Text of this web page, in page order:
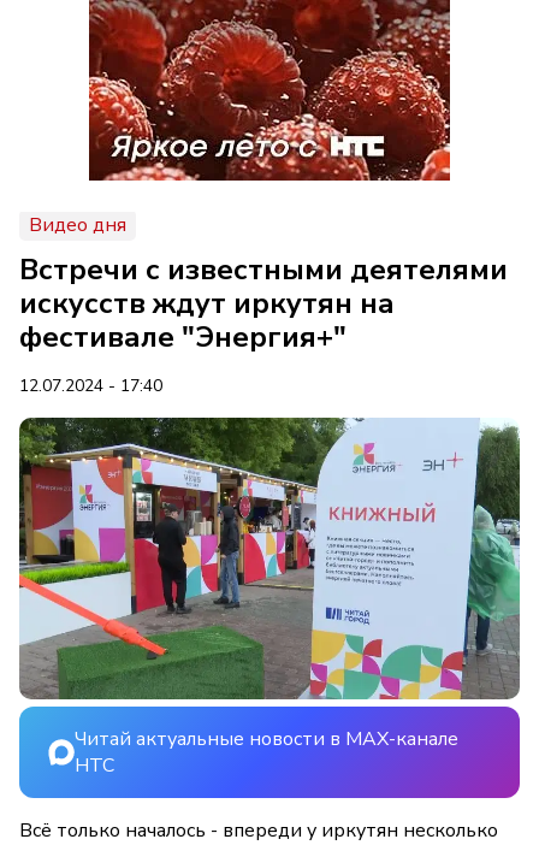
Видео дня
Встречи с известными деятелями
искусств ждут иркутян на
фестивале "Энергия+"
12.07.2024 - 17:40
Читай актуальные новости в MAX-канале
НТС
Всё только началось - впереди у иркутян несколько